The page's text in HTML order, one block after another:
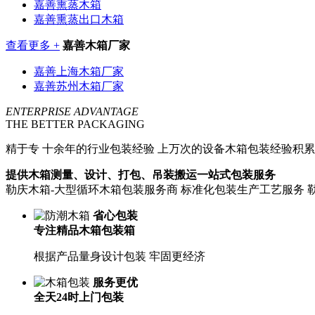
嘉善熏蒸木箱
嘉善熏蒸出口木箱
查看更多 + 嘉善木箱厂家
嘉善上海木箱厂家
嘉善苏州木箱厂家
ENTERPRISE ADVANTAGE
THE BETTER PACKAGING
精于专 十余年的行业包装经验 上万次的设备木箱包装经验积累
提供木箱测量、设计、打包、吊装搬运一站式包装服务
勒庆木箱-大型循环木箱包装服务商 标准化包装生产工艺服务
省心包装
专注精品木箱包装箱
根据产品量身设计包装 牢固更经济
服务更优
全天24时上门包装